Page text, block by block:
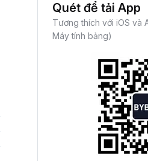
Quét để tải App
Tương thích với iOS và
Máy tính bảng)